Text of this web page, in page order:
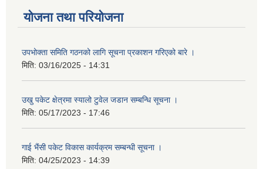
योजना तथा परियोजना
उपभोक्ता समिति गठनको लागि सूचना प्रकाशन गरिएको बारे ।
मिति: 03/16/2025 - 14:31
उखु पकेट क्षेत्रमा स्यालो टुवेल जडान सम्बन्धि सूचना ।
मिति: 05/17/2023 - 17:46
गाई भैंसी पकेट विकास कार्यक्रम सम्बन्धी सूचना ।
मिति: 04/25/2023 - 14:39